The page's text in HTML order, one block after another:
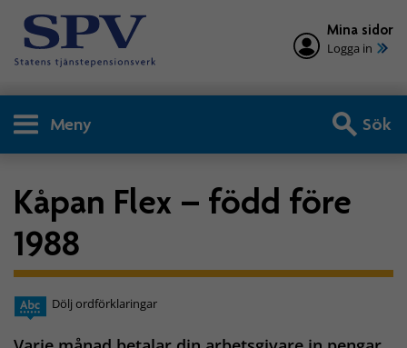
Mina sidor
Logga in
Meny Sök
Kåpan Flex – född före
1988
Dölj ordförklaringar